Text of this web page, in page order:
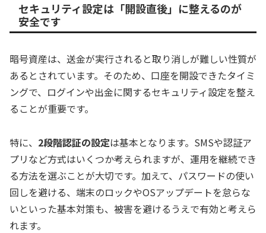
セキュリティ設定は「開設直後」に整えるのが
安全です
暗号資産は、送金が実行されると取り消しが難しい性質が
あるとされています。そのため、口座を開設できたタイミ
ングで、ログインや出金に関するセキュリティ設定を整え
ることが重要です。
特に、 2段階認証の設定は基本となります。SMSや認証ア
プリなど方式はいくつか考えられますが、運用を継続でき
る方法を選ぶことが大切です。加えて、パスワードの使い
回しを避ける、端末のロックやOSアップデートを怠らな
いといった基本対策も、被害を避けるうえで有効と考えら
れます。